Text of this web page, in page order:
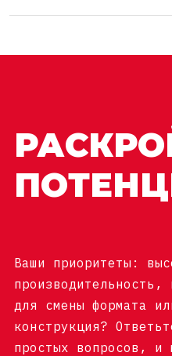
Ваши приоритеты:
производительность,
для смены формата
конструкция?
простых вопросов, и